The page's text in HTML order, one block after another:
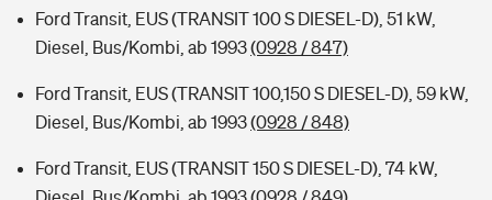
Ford Transit, EUS (TRANSIT 100 S DIESEL-D), 51 kW,
Diesel, Bus/Kombi, ab 1993(0928 / 847)
Ford Transit, EUS (TRANSIT 100,150 S DIESEL-D), 59 kW,
Diesel, Bus/Kombi, ab 1993(0928 / 848)
Ford Transit, EUS (TRANSIT 150 S DIESEL-D), 74 kW,